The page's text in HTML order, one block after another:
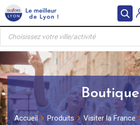
Skip
to
content
Recherche
produits
Boutique
Accueil Produits Visiter la France